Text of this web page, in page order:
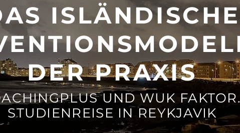
ISLÄNDISCHE
DER PRAXIS
UND WUK
STUDIENREISE IN REYKJAVIK